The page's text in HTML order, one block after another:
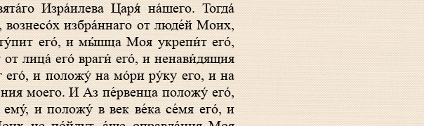
Изра́илева Царя́ на́шего. Тогда́
избра́ннаго от люде́й Моих,
его́, и мы́шца Моя укрепи́т его́,
лица́ его́ враги́ его́, и ненави́дящия
и положу́ на мо́ри ру́ку его, и на
моего. И Аз пе́рвенца положу́ его́,
и положу́ в век ве́ка се́мя его́, и